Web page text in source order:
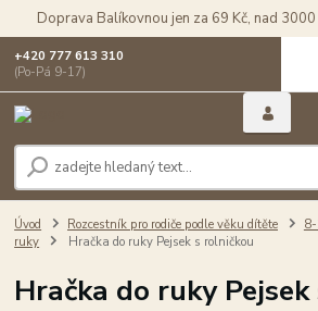
Doprava Balíkovnou jen za 69 Kč, nad
+420 777 613 310
(Po-Pá 9-17)
Úvod Rozcestník pro rodiče podle věku dítěte
ruky
Hračka do ruky Pejsek s rolničkou
Hračka do ruky